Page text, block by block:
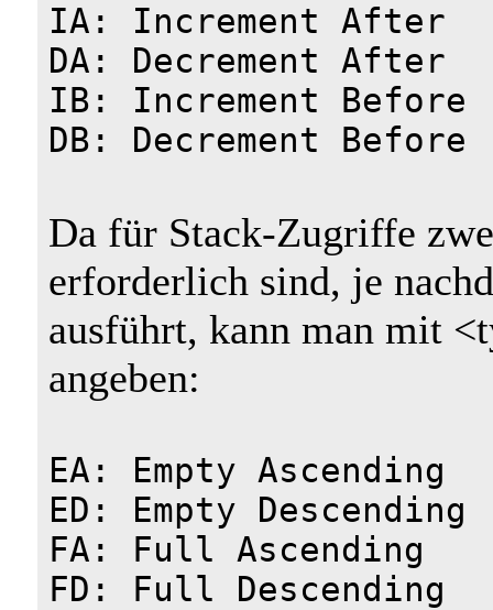
IA: Increment After
DA: Decrement After
IB: Increment Before
DB: Decrement Before
Da für Stack-Zugriffe
erforderlich sind, je
ausführt, kann man mit
angeben:
EA: Empty Ascending
ED: Empty Descending
FA: Full Ascending
FD: Full Descending